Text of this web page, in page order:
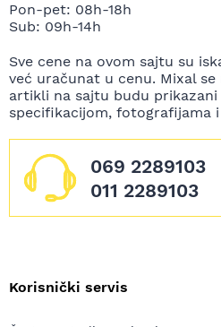
Pon-pet: 08h-18h
Sub: 09h-14h
Sve cene na ovom sajtu su
već uračunat u cenu. Mixal
artikli na sajtu budu prikazani
specifikacijom, fotografijama i
069 2289103
011 2289103
Korisnički servis